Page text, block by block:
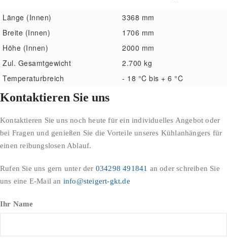
Länge (Innen)
3368 mm
Breite (Innen)
1706 mm
Höhe (Innen)
2000 mm
Zul. Gesamtgewicht
2.700 kg
Temperaturbreich
- 18 °C bis + 6 °C
Kontaktieren Sie uns
Kontaktieren Sie uns noch heute für ein individuelles Angebot oder
bei Fragen und genießen Sie die Vorteile unseres Kühlanhängers für
einen reibungslosen Ablauf.
Rufen Sie uns gern unter der 034298 491841 an oder schreiben Sie
uns eine E-Mail an info@steigert-gkt.de
Ihr Name